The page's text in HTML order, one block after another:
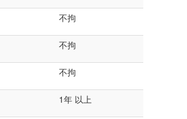
不拘
不拘
不拘
1年 以上